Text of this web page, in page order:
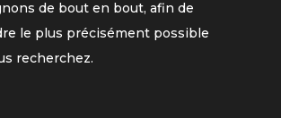
de bout en bout, afin de
le plus précisément possible
recherchez.